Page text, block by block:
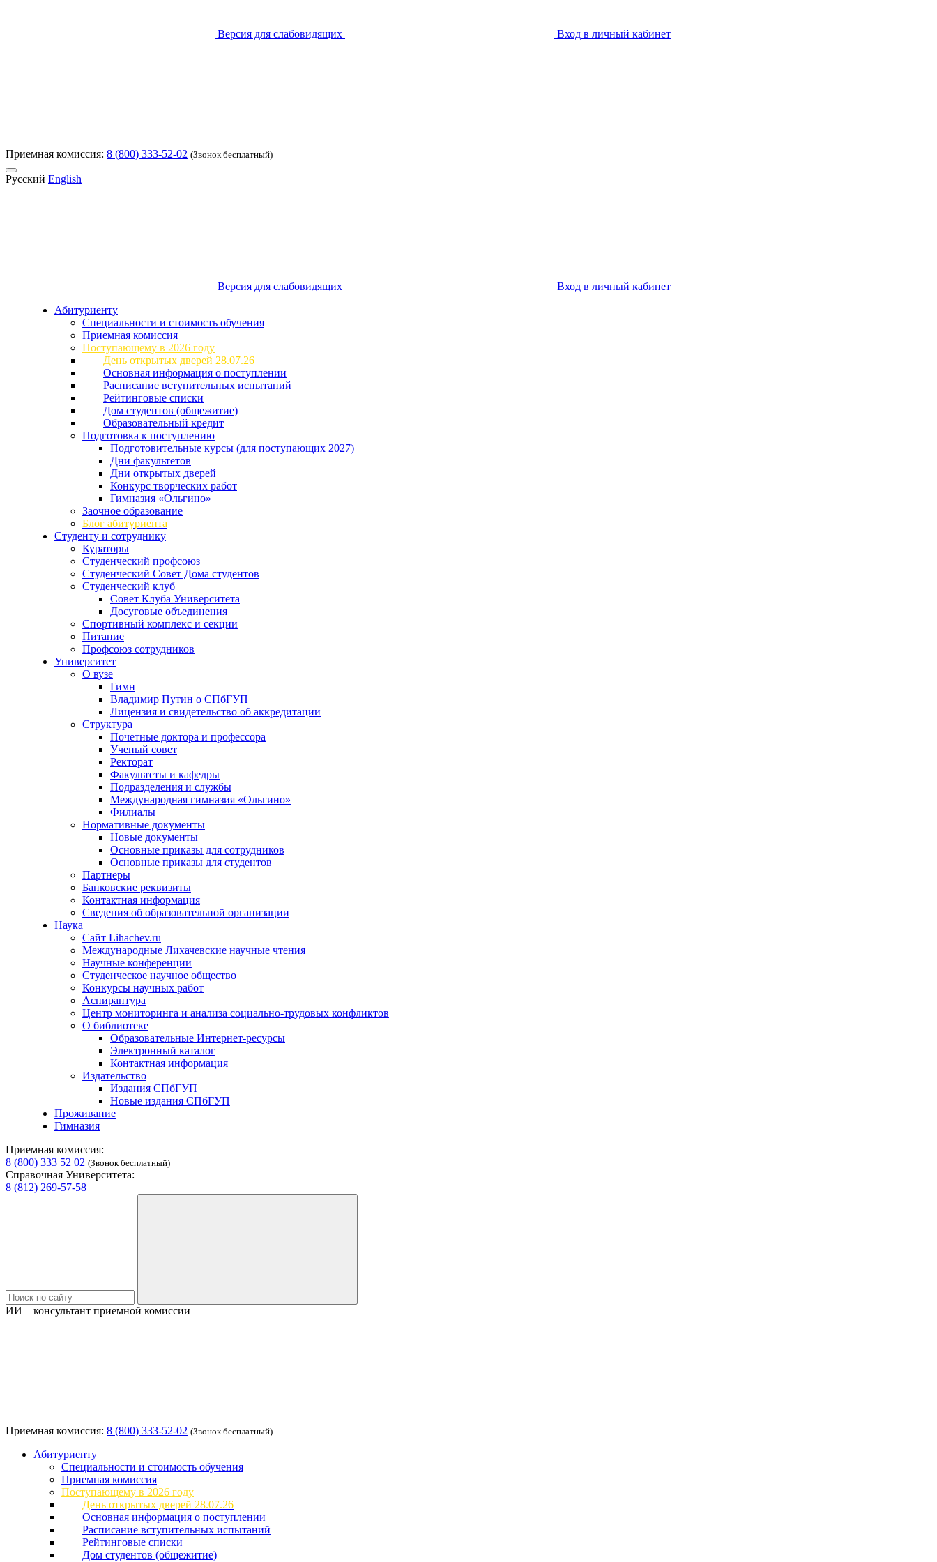
Версия для слабовидящих Вход в личный кабинет
Приемная комиссия: 8 (800) 333-52-02 (Звонок бесплатный)
Русский English
Версия для слабовидящих
Вход в личный кабинет
Абитуриенту
Специальности и стоимость обучения
Приемная комиссия
Поступающему в 2026 году
День открытых дверей 28.07.26
Основная информация о поступлении
Расписание вступительных испытаний
Рейтинговые списки
Дом студентов (общежитие)
Образовательный кредит
Подготовка к поступлению
Подготовительные курсы (для поступающих 2027)
Дни факультетов
Дни открытых дверей
Конкурс творческих работ
Гимназия «Ольгино»
Заочное образование
Блог абитуриента
Студенту и сотруднику
Кураторы
Студенческий профсоюз
Студенческий Совет Дома студентов
Студенческий клуб
Совет Клуба Университета
Досуговые объединения
Спортивный комплекс и секции
Питание
Профсоюз сотрудников
Университет
О вузе
Гимн
Владимир Путин о СПбГУП
Лицензия и свидетельство об аккредитации
Структура
Почетные доктора и профессора
Ученый совет
Ректорат
Факультеты и кафедры
Подразделения и службы
Международная гимназия «Ольгино»
Филиалы
Нормативные документы
Новые документы
Основные приказы для сотрудников
Основные приказы для студентов
Партнеры
Банковские реквизиты
Контактная информация
Сведения об образовательной организации
Наука
Сайт Lihachev.ru
Международные Лихачевские научные чтения
Научные конференции
Студенческое научное общество
Конкурсы научных работ
Аспирантура
Центр мониторинга и анализа социально-трудовых конфликтов
О библиотеке
Образовательные Интернет-ресурсы
Электронный каталог
Контактная информация
Издательство
Издания СПбГУП
Новые издания СПбГУП
Проживание
Гимназия
Приемная комиссия:
8 (800) 333 52 02 (Звонок бесплатный)
Справочная Университета:
8 (812) 269-57-58
ИИ – консультант приемной комиссии
Приемная комиссия: 8 (800) 333-52-02 (Звонок бесплатный)
Абитуриенту
Специальности и стоимость обучения
Приемная комиссия
Поступающему в 2026 году
День открытых дверей 28.07.26
Основная информация о поступлении
Расписание вступительных испытаний
Рейтинговые списки
Дом студентов (общежитие)